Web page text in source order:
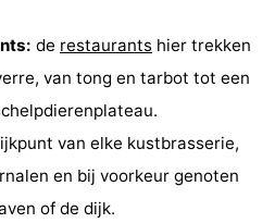
de restaurants hier trekken
van tong en tarbot tot een
van elke kustbrasserie,
en bij voorkeur genoten
of de dijk.